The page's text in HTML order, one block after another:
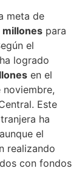
meta de
millones para
el
logrado
en el
Este
ha
el
realizando
con fondos